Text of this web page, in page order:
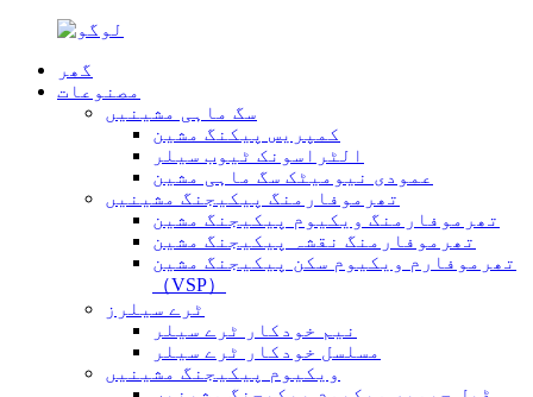
گھر
مصنوعات
سگ ماہی مشینیں
کمپریس پیکنگ مشین
الٹراسونک ٹیوب سیلر
عمودی نیومیٹک سگ ماہی مشین
تھرموفارمنگ پیکیجنگ مشینیں
تھرموفارمنگ ویکیوم پیکیجنگ مشین
تھرموفارمنگ نقشہ پیکیجنگ مشین
تھرموفارم ویکیوم سکن پیکیجنگ مشین
（VSP）
ٹرے سیلرز
نیم خودکار ٹرے سیلر
مسلسل خودکار ٹرے سیلر
ویکیوم پیکیجنگ مشینیں